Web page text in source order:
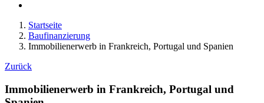
Startseite
Baufinanzierung
Immobilienerwerb in Frankreich, Portugal und Spanien
Zurück
Immobilienerwerb in Frankreich, Portugal und